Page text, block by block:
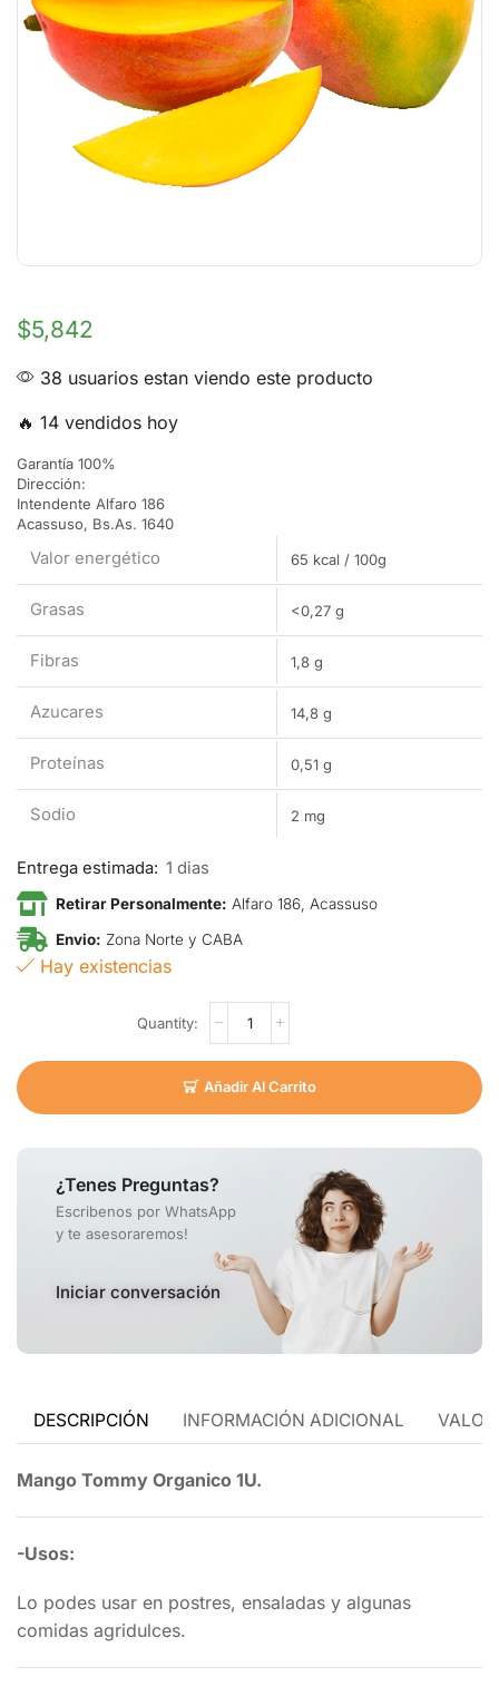
$5,842
38 usuarios estan viendo este producto
🔥 14 vendidos hoy
Garantía 100%
Dirección:
Intendente Alfaro 186
Acassuso, Bs.As. 1640
Valor energético 65 kcal / 100g
Grasas <0,27 g
Fibras 1,8 g
Azucares 14,8 g
Proteínas 0,51 g
Sodio 2 mg
Entrega estimada: 1 dias
Retirar Personalmente: Alfaro 186, Acassuso
Envio: Zona Norte y CABA
Hay existencias
Añadir Al Carrito
¿Tenes Preguntas?
Escribenos por WhatsApp
y te asesoraremos!
Iniciar conversación
DESCRIPCIÓN INFORMACIÓN ADICIONAL
Mango Tommy Organico 1U.
-Usos:
Lo podes usar en postres, ensaladas y algunas
comidas agridulces.